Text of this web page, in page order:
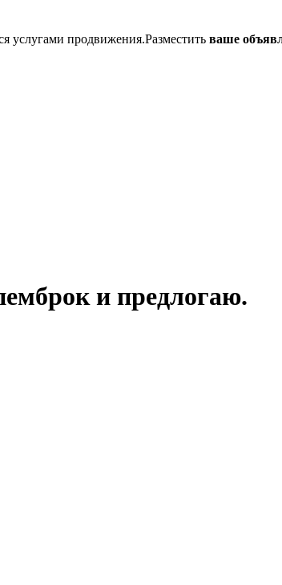
услугами продвижения.Разместить ваше
и предлогаю.